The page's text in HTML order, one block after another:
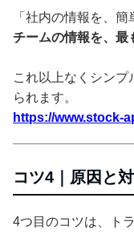
「社内の情報を、簡
チームの情報を、最
これ以上なくシンプ
られます。
https://www.stock-
コツ4｜原因と
4つ目のコツは、ト